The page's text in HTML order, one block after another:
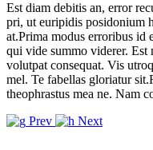
Est diam debitis an, error
pri, ut euripidis posidonium
at.Prima modus erroribus id
qui vide summo viderer. Est
volutpat consequat. Vis
mel. Te fabellas gloriatur
theophrastus mea ne. Nam
Prev
Next